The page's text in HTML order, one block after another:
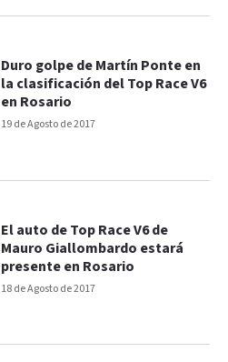
19 de Agosto de 2017
Duro golpe de Martín Ponte en
la clasificación del Top Race V6
en Rosario
18 de Agosto de 2017
El auto de Top Race V6 de
Mauro Giallombardo estará
presente en Rosario